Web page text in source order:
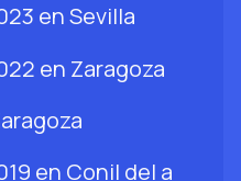
en Sevilla
en Zaragoza
en Conil del a